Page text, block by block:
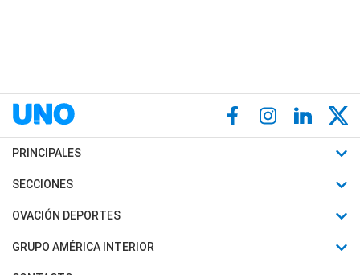
PRINCIPALES
Últimas Noticias
Política
SECCIONES
Horóscopo
Motores
OVACIÓN DEPORTES
Fútbol
Mundial
GRUPO AMÉRICA INTERIOR